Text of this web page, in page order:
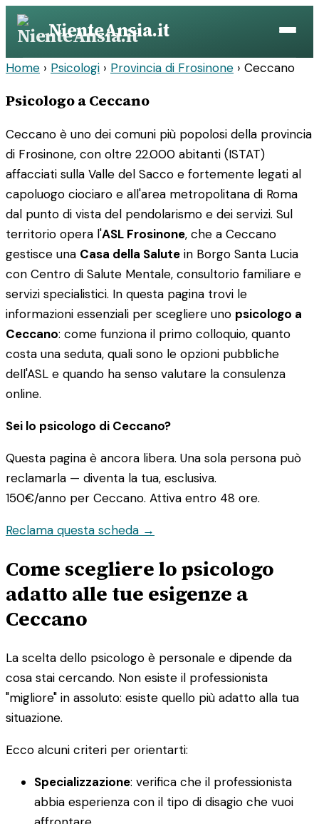
Vai
contenuto
NienteAnsia.it
Home › Psicologi › Provincia di Frosinone › Ceccano
Psicologo a Ceccano
Ceccano è uno dei comuni più popolosi della provincia
di Frosinone, con oltre 22.000 abitanti (ISTAT)
affacciati sulla Valle del Sacco e fortemente legati al
capoluogo ciociaro e all'area metropolitana di Roma
dal punto di vista del pendolarismo e dei servizi. Sul
territorio opera l'ASL Frosinone, che a Ceccano
gestisce una Casa della Salute in Borgo Santa Lucia
con Centro di Salute Mentale, consultorio familiare e
servizi specialistici. In questa pagina trovi le
informazioni essenziali per scegliere uno psicologo a
Ceccano: come funziona il primo colloquio, quanto
costa una seduta, quali sono le opzioni pubbliche
dell'ASL e quando ha senso valutare la consulenza
online.
Sei lo psicologo di Ceccano?
Questa pagina è ancora libera. Una sola persona può
reclamarla — diventa la tua, esclusiva.
150€/anno per Ceccano. Attiva entro 48 ore.
Reclama questa scheda →
Come scegliere lo psicologo
adatto alle tue esigenze a
Ceccano
La scelta dello psicologo è personale e dipende da
cosa stai cercando. Non esiste il professionista
"migliore" in assoluto: esiste quello più adatto alla tua
situazione.
Ecco alcuni criteri per orientarti:
Specializzazione: verifica che il professionista
abbia esperienza con il tipo di disagio che vuoi